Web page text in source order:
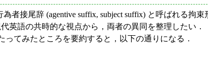
者接尾辞 (agentive suffix, subject suffix) と呼ばれる拘
英語の共時的な視点から，両者の異同を整理したい．
ってみたところを要約すると，以下の通りになる．